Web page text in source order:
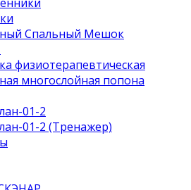
Спальный Мешок
физиотерапевтическая
многослойная попона
01-2
01-2 (Тренажер)